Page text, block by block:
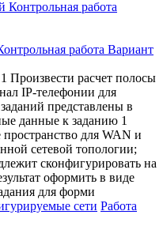
работа Вариант
Произвести расчет полосы
IP-телефонии для
представлены в
данные к заданию 1
пространство для WAN и
сетевой топологии;
сконфигурировать на
оформить в виде
для форми
сети Работа